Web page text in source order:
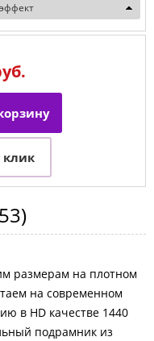
)
размерам на плотном
на современном
в HD качестве 1440
подрамник из